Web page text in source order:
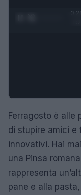
Ferragosto è alle
di stupire amici e
innovativi. Hai
una Pinsa
rappresenta
pane e alla